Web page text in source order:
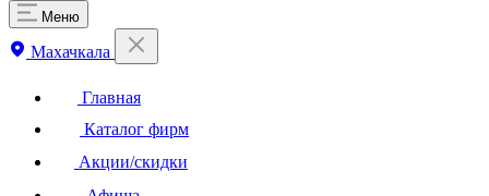
Меню
Махачкала
Главная
Каталог фирм
Акции/скидки